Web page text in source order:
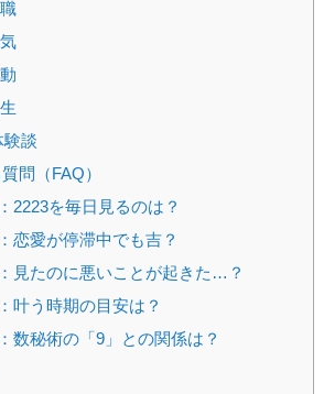
験談
問（FAQ）
2223を毎日見るのは？
恋愛が停滞中でも吉？
見たのに悪いことが起きた…？
叶う時期の目安は？
数秘術の「9」との関係は？